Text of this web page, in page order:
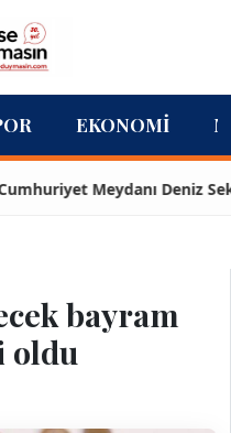
EKONOMI
Meydanı Deniz Seki
bayram
oldu